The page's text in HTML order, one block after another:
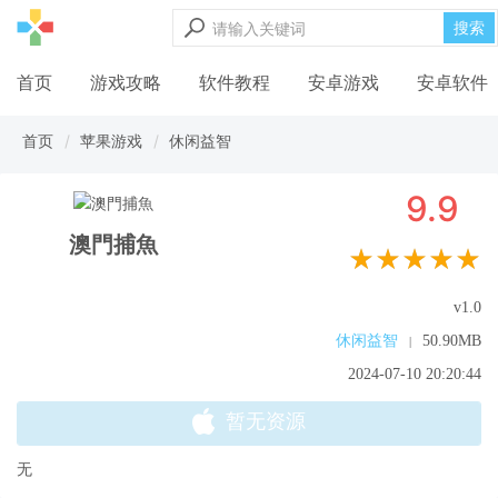
搜索
首页 游戏攻略 软件教程 安卓游戏 安卓软件
首页 苹果游戏 休闲益智
澳門捕魚
9.9
★★★★★
v1.0
休闲益智
|
50.90MB
2024-07-10 20:20:44
暂无资源
无